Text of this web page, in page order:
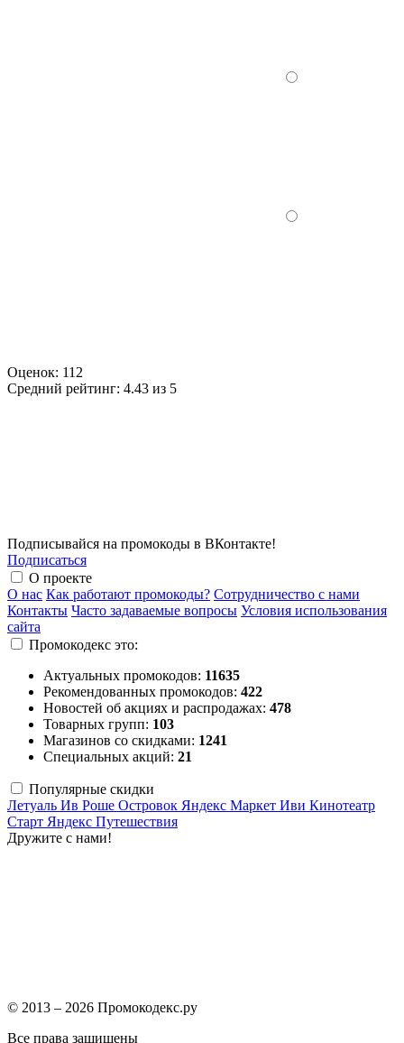
Оценок: 112
Средний рейтинг: 4.43 из 5
Подписывайся на промокоды в ВКонтакте!
Подписаться
О проекте
О нас Как работают промокоды? Сотрудничество с нами
Контакты Часто задаваемые вопросы Условия использования
сайта
Промокодекс это:
Актуальных промокодов: 11635
Рекомендованных промокодов: 422
Новостей об акциях и распродажах: 478
Товарных групп: 103
Магазинов со скидками: 1241
Специальных акций: 21
Популярные скидки
Летуаль Ив Роше Островок Яндекс Маркет Иви Кинотеатр
Старт Яндекс Путешествия
Дружите с нами!
© 2013 – 2026 Промокодекс.ру
Все права защищены